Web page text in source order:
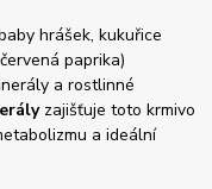
hrášek, kukuřice
paprika)
a rostlinné
zajišťuje toto krmivo
a ideální